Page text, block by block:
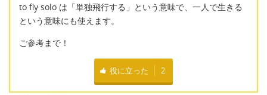
to fly solo は「単独飛行する」という意味で、一人で生きる
という意味にも使えます。
ご参考まで！
役に立った 2